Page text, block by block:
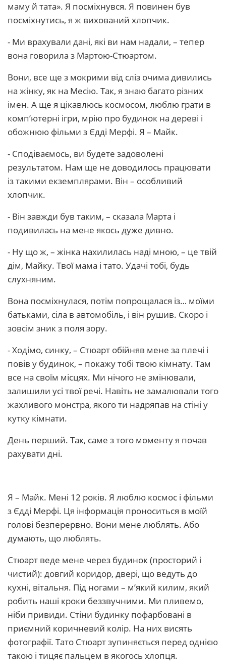
маму й тата». Я посміхнувся. Я повинен був
посміхнутись, я ж вихований хлопчик.
- Ми врахували дані, які ви нам надали, – тепер
вона говорила з Мартою-Стюартом.
Вони, все ще з мокрими від сліз очима дивились
на жінку, як на Месію. Так, я знаю багато різних
імен. А ще я цікавлюсь космосом, люблю грати в
комп’ютерні ігри, мрію про будинок на дереві і
обожнюю фільми з Єдді Мерфі. Я – Майк.
- Сподіваємось, ви будете задоволені
результатом. Нам ще не доводилось працювати
із такими екземплярами. Він – особливий
хлопчик.
- Він завжди був таким, – сказала Марта і
подивилась на мене якось дуже дивно.
- Ну що ж, – жінка нахилилась наді мною, – це твій
дім, Майку. Твої мама і тато. Удачі тобі, будь
слухняним.
Вона посміхнулася, потім попрощалася із… моїми
батьками, сіла в автомобіль, і він рушив. Скоро і
зовсім зник з поля зору.
- Ходімо, синку, – Стюарт обійняв мене за плечі і
повів у будинок, – покажу тобі твою кімнату. Там
все на своїм місцях. Ми нічого не змінювали,
залишили усі твої речі. Навіть не замалювали того
жахливого монстра, якого ти надряпав на стіні у
кутку кімнати.
День перший. Так, саме з того моменту я почав
рахувати дні.
Я – Майк. Мені 12 років. Я люблю космос і фільми
з Єдді Мерфі. Ця інформація проноситься в моїй
голові безперервно. Вони мене люблять. Або
думають, що люблять.
Стюарт веде мене через будинок (просторий і
чистий): довгий коридор, двері, що ведуть до
кухні, вітальня. Під ногами – м’який килим, який
робить наші кроки беззвучними. Ми пливемо,
ніби привиди. Стіни будинку пофарбовані в
приємний коричневий колір. На них висять
фотографії. Тато Стюарт зупиняється перед однією
такою і тицяє пальцем в якогось хлопця.